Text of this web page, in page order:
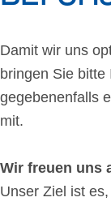
Damit wir uns
bringen Sie bitte
gegebenenfalls
mit.
Wir freuen uns
Unser Ziel ist